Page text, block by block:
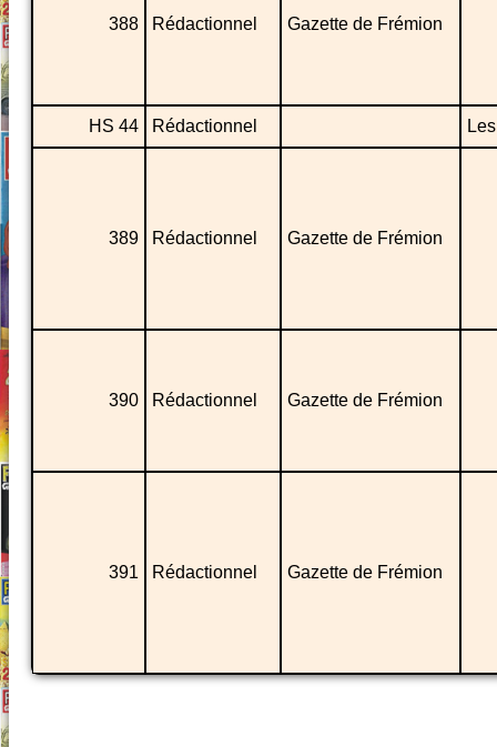
388 Rédactionnel Gazette de Frémion
HS 44 Rédactionnel
389 Rédactionnel Gazette de Frémion
390 Rédactionnel Gazette de Frémion
391 Rédactionnel Gazette de Frémion